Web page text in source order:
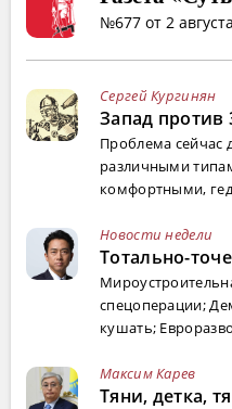
№677 от 2
Сергей Кургинян
Запад против
Проблема сейчас
различными
комфортными,
Новости недели
Тотально-
спецоперации;
кушать;
Максим Карев
Тяни, детка,